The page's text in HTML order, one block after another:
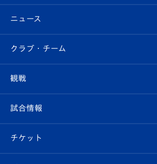
ニュース
すべて
クラブ
試合情報
クラブ・チーム
クラブ概要
エンブレム紹介
観戦
観戦ルール
はじめての観戦ガイド
試合情報
試合日程/結果
チケット